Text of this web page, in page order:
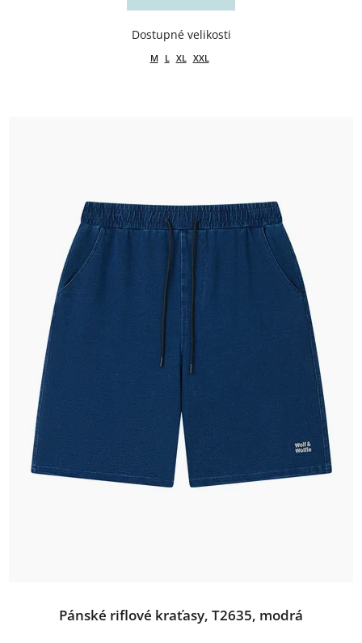
M L XL XXL
Pánské riflové kraťasy, T2635, modrá